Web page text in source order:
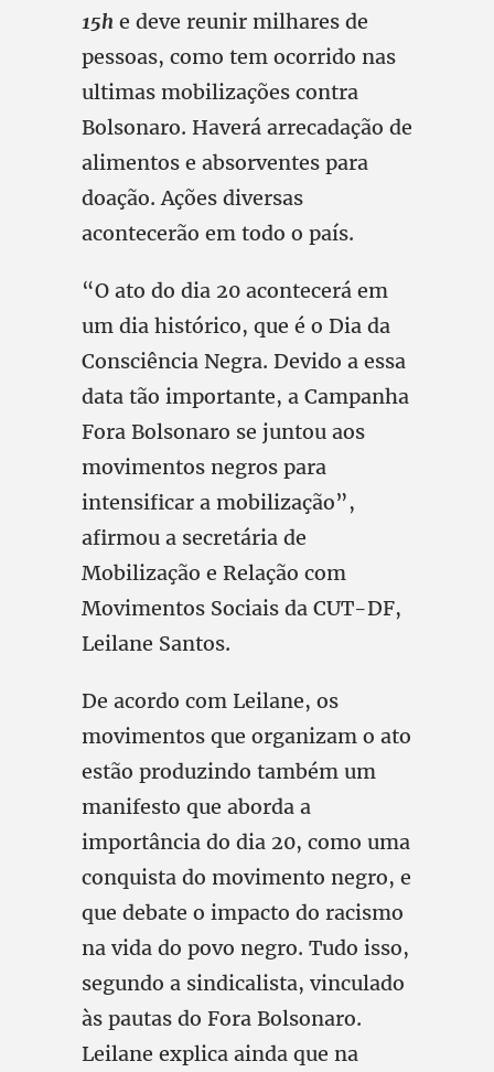
15h e deve reunir milhares de
pessoas, como tem ocorrido nas
ultimas mobilizações contra
Bolsonaro. Haverá arrecadação de
alimentos e absorventes para
doação. Ações diversas
acontecerão em todo o país.
“O ato do dia 20 acontecerá em
um dia histórico, que é o Dia da
Consciência Negra. Devido a essa
data tão importante, a Campanha
Fora Bolsonaro se juntou aos
movimentos negros para
intensificar a mobilização”,
afirmou a secretária de
Mobilização e Relação com
Movimentos Sociais da CUT-DF,
Leilane Santos.
De acordo com Leilane, os
movimentos que organizam o ato
estão produzindo também um
manifesto que aborda a
importância do dia 20, como uma
conquista do movimento negro, e
que debate o impacto do racismo
na vida do povo negro. Tudo isso,
segundo a sindicalista, vinculado
às pautas do Fora Bolsonaro.
Leilane explica ainda que na